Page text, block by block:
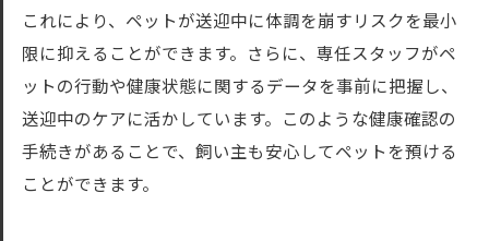
これにより、ペットが送迎中に体調を崩すリスクを最小
限に抑えることができます。さらに、専任スタッフがペ
ットの行動や健康状態に関するデータを事前に把握し、
送迎中のケアに活かしています。このような健康確認の
手続きがあることで、飼い主も安心してペットを預ける
ことができます。